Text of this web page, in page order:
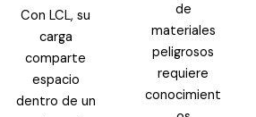
Con LCL, su
carga
comparte
espacio
dentro de un
de
materiales
peligrosos
requiere
conocimient